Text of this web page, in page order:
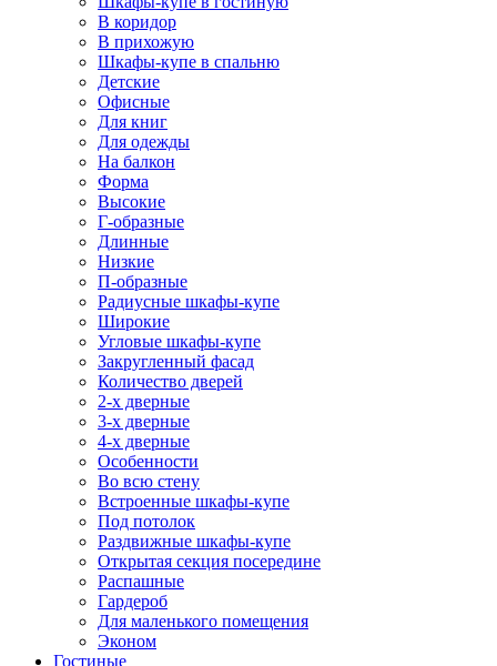
В коридор
В прихожую
Шкафы-купе в спальню
Детские
Офисные
Для книг
Для одежды
На балкон
Форма
Высокие
Г-образные
Длинные
Низкие
П-образные
Радиусные шкафы-купе
Широкие
Угловые шкафы-купе
Закругленный фасад
Количество дверей
2-х дверные
3-х дверные
4-х дверные
Особенности
Во всю стену
Встроенные шкафы-купе
Под потолок
Раздвижные шкафы-купе
Открытая секция посередине
Распашные
Гардероб
Для маленького помещения
Эконом
Гостиные